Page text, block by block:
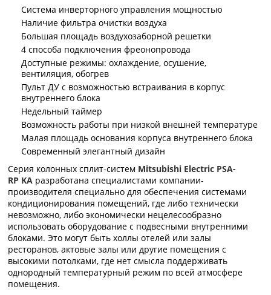
Система инверторного управления мощностью
Наличие фильтра очистки воздуха
Большая площадь воздухозаборной решетки
4 способа подключения фреонопровода
Доступные режимы: охлаждение, осушение,
вентиляция, обогрев
Пульт ДУ с возможностью встраивания в корпус
внутреннего блока
Недельный таймер
Возможность работы при низкой внешней температуре
Малая площадь основания корпуса внутреннего блока
Современный элегантный дизайн
Серия колонных сплит-систем Mitsubishi Electric PSA-
RP KAразработана специалистами компании-
производителя специально для обеспечения системами
кондиционирования помещений, где либо технически
невозможно, либо экономически нецелесообразно
использовать оборудование с подвесными внутренними
блоками. Это могут быть холлы отелей или залы
ресторанов, актовые залы или другие помещения с
высокими потолками, где нет смысла поддерживать
однородный температурный режим по всей атмосфере
помещения.